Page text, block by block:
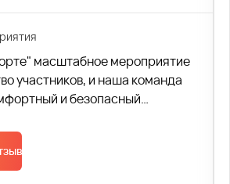
масштабное мероприятие
участников, и наша команда
и безопасный
соответствующие всем
Каждое транспортное
удобными сиденьями,